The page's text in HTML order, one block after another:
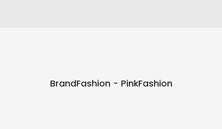
BrandFashion - PinkFashion